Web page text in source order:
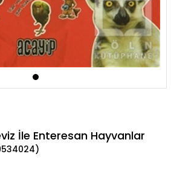
İle Enteresan Hayvanlar